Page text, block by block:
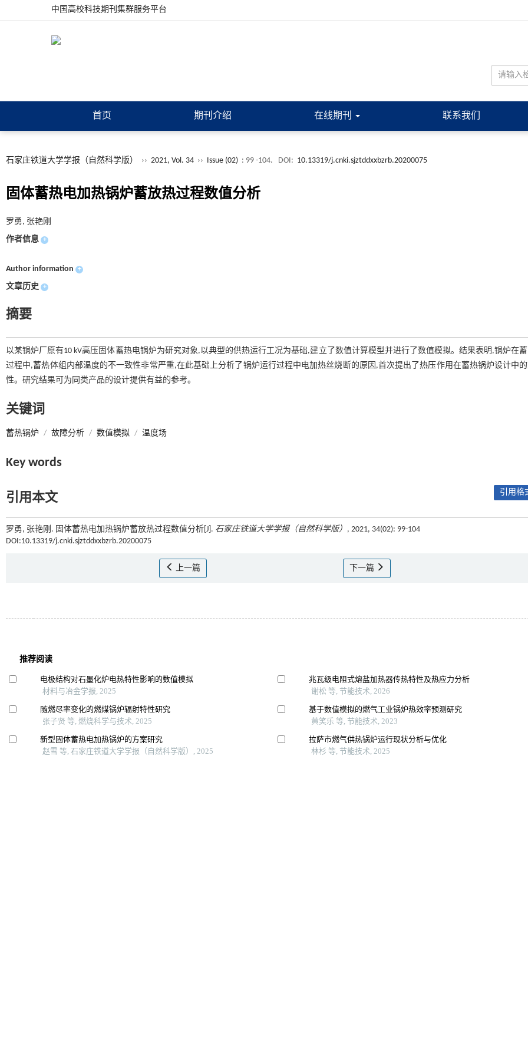
中国高校科技期刊集群服务平台
首页 期刊介绍 在线期刊 联系我们
石家庄铁道大学学报（自然科学版） ›› 2021, Vol. 34 ›› Issue (02) : 99 -104. DOI: 10.13319/j.cnki.sjztddxxbzrb.20200075
固体蓄热电加热锅炉蓄放热过程数值分析
罗勇, 张艳刚
作者信息 +
Author information +
文章历史 +
摘要
以某锅炉厂原有10 kV高压固体蓄热电锅炉为研究对象,以典型的供热运行工况为基础,建立了数值计算模型并进行了数值模拟。结果表明,锅炉在
过程中,蓄热体组内部温度的不一致性非常严重,在此基础上分析了锅炉运行过程中电加热丝烧断的原因,首次提出了热压作用在蓄热锅炉设计中
性。研究结果可为同类产品的设计提供有益的参考。
关键词
蓄热锅炉 / 故障分析 / 数值模拟 / 温度场
Key words
引用本文 引用格
罗勇, 张艳刚. 固体蓄热电加热锅炉蓄放热过程数值分析[J]. 石家庄铁道大学学报（自然科学版） , 2021, 34(02): 99-104
DOI:10.13319/j.cnki.sjztddxxbzrb.20200075
上一篇 下一篇